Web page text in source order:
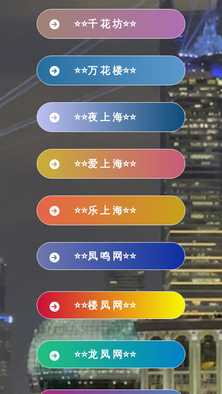
⭐⭐千 花 坊⭐⭐
⭐⭐万 花 楼⭐⭐
⭐⭐夜 上 海⭐⭐
⭐⭐爱 上 海⭐⭐
⭐⭐乐 上 海⭐⭐
⭐⭐凤 鸣 网⭐⭐
⭐⭐楼 凤 网⭐⭐
⭐⭐龙 凤 网⭐⭐